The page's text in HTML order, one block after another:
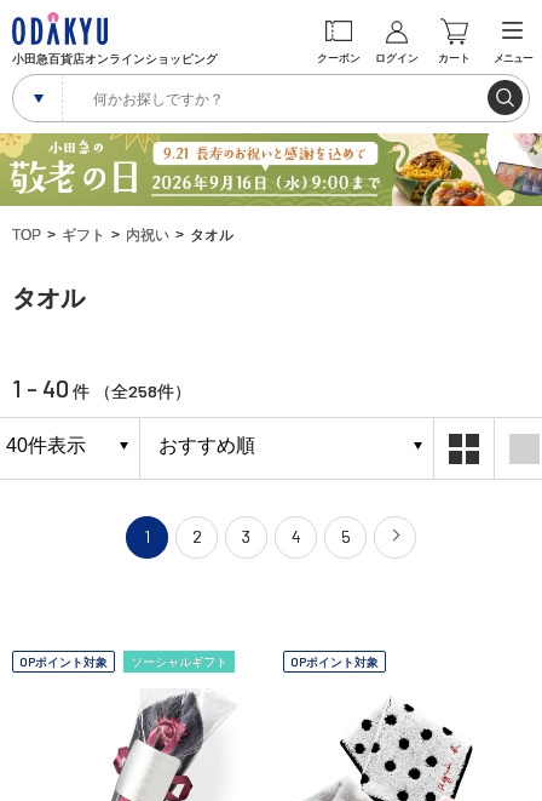
小田急百貨店オンラインショッピング クーポン ログイン カート メニュー
TOP ギフト 内祝い タオル
タオル
1 - 40 件 （全258件）
1 2 3 4 5
OPポイント対象 ソーシャルギフト OPポイント対象